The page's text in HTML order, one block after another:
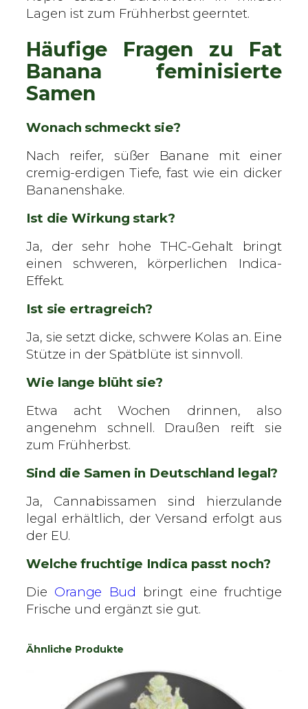
Lagen ist zum Frühherbst geerntet.
Häufige Fragen zu Fat
Banana feminisierte
Samen
Wonach schmeckt sie?
Nach reifer, süßer Banane mit einer
cremig-erdigen Tiefe, fast wie ein dicker
Bananenshake.
Ist die Wirkung stark?
Ja, der sehr hohe THC-Gehalt bringt
einen schweren, körperlichen Indica-
Effekt.
Ist sie ertragreich?
Ja, sie setzt dicke, schwere Kolas an. Eine
Stütze in der Spätblüte ist sinnvoll.
Wie lange blüht sie?
Etwa acht Wochen drinnen, also
angenehm schnell. Draußen reift sie
zum Frühherbst.
Sind die Samen in Deutschland legal?
Ja, Cannabissamen sind hierzulande
legal erhältlich, der Versand erfolgt aus
der EU.
Welche fruchtige Indica passt noch?
Die Orange Bud bringt eine fruchtige
Frische und ergänzt sie gut.
Ähnliche Produkte